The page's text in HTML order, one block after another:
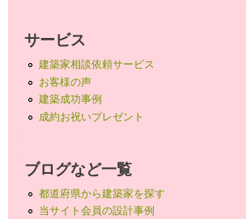
サービス
建築家相談依頼サービス
お客様の声
建築成功事例
成約お祝いプレゼント
ブログなど一覧
都道府県から建築家を探す
当サイト会員の設計事例